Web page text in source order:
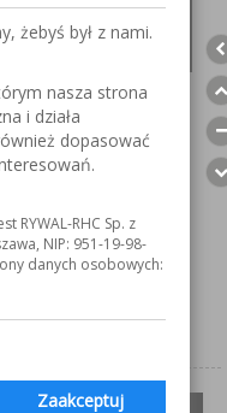
żebyś był z nami.
nasza strona
i działa
dopasować
RYWAL-RHC Sp. z
NIP: 951-19-98-
danych osobowych:
Zaakceptuj